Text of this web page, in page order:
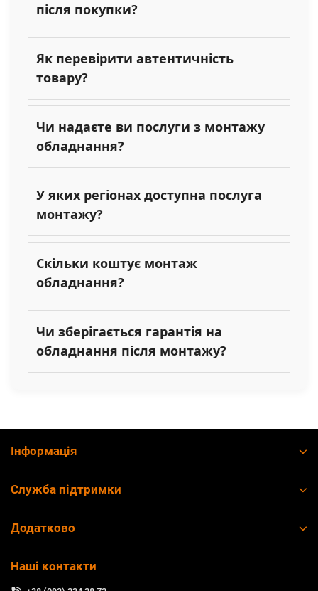
після покупки?
Як перевірити автентичність
товару?
Чи надаєте ви послуги з монтажу
обладнання?
У яких регіонах доступна послуга
монтажу?
Скільки коштує монтаж
обладнання?
Чи зберігається гарантія на
обладнання після монтажу?
Інформація
Служба підтримки
Додатково
Наші контакти